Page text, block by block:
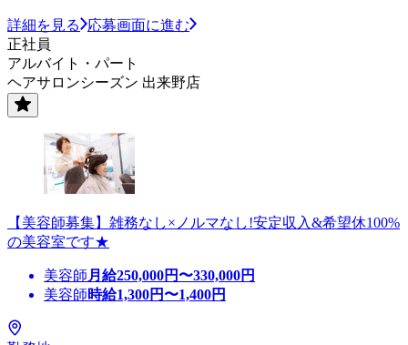
詳細を見る
応募画面に進む
正社員
アルバイト・パート
ヘアサロンシーズン 出来野店
【美容師募集】雑務なし×ノルマなし!安定収入&希望休100%
の美容室です★
美容師 月給250,000円〜330,000円
美容師時給1,300円〜1,400円